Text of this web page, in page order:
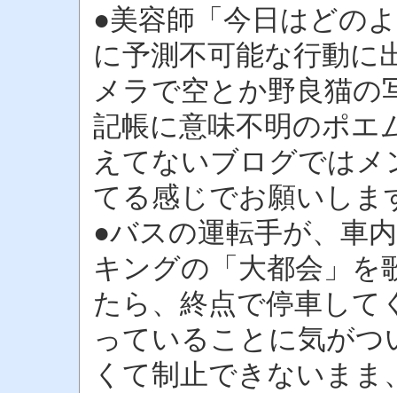
●美容師「今日はどの
に予測不可能な行動に
メラで空とか野良猫
記帳に意味不明のポエ
えてないブログでは
てる感じでお願いしま
●バスの運転手が、車
キングの「大都会」を
たら、終点で停車して
っていることに気が
くて制止できないま